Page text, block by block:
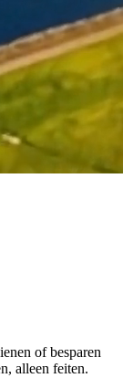
of besparen
alleen feiten.